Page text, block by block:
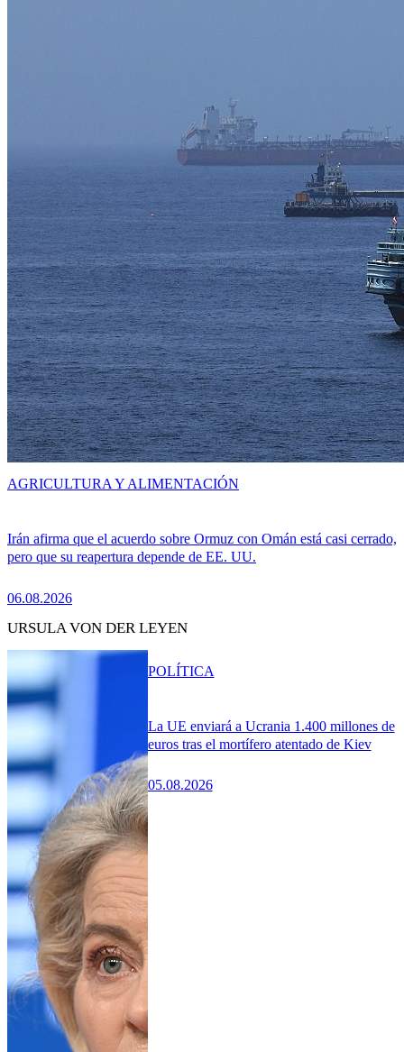
Irán afirma que el acuerdo sobre Ormuz con Omán está casi cerrado,
pero que su reapertura depende de EE. UU.
06.08.2026
AGRICULTURA Y ALIMENTACIÓN
URSULA VON DER LEYEN
La UE enviará a Ucrania 1.400 millones de
euros tras el mortífero atentado de Kiev
05.08.2026
POLÍTICA